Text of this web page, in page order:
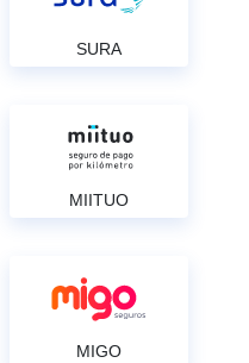
SURA
MIITUO
MIGO